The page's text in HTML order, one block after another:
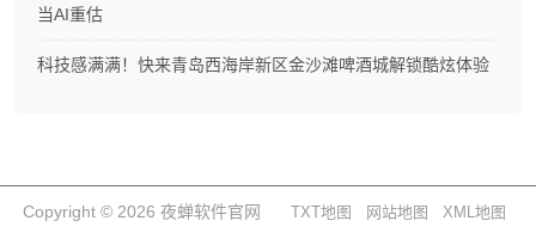
当AI重估
科技感满满！快来青岛西海岸新区金沙滩啤酒城解锁酷炫体验
Copyright © 2026 夜蝉软件官网 TXT地图 网站地图 XML地图